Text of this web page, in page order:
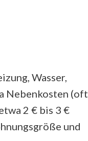
Wasser,
Nebenkosten (oft
2 € bis 3 €
und